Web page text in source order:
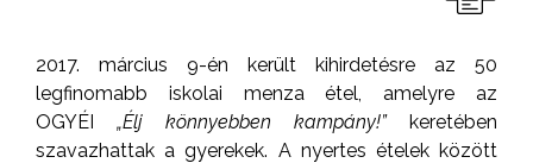
2017. március 9-én került kihirdetésre az 50
legfinomabb iskolai menza étel, amelyre az
OGYÉI „Élj könnyebben kampány!”keretében
szavazhattak a gyerekek. A nyertes ételek között